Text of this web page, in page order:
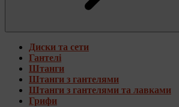
Диски та сети
Гантелі
Штанги
Штанги з гантелями
Штанги з гантелями та лавками
Грифи